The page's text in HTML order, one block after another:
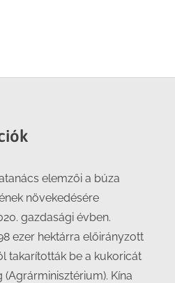
elemzői a búza
növekedésére
gazdasági évben.
ezer hektárra előirányzott
takarították be a kukoricát
Kína